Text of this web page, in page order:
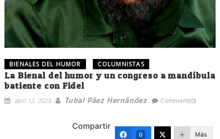
BIENALES DEL HUMOR COLUMNISTAS
La Bienal del humor y un congreso a mandíbula
batiente con Fidel
abril 12, 2023 Tubal Páez Hernández Comment(0)
Compartir
0 Más